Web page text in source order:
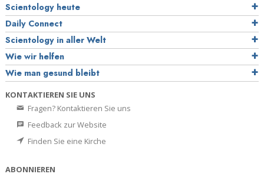
Scientology heute
Daily Connect
Scientology in aller Welt
Wie wir helfen
Wie man gesund bleibt
KONTAKTIEREN SIE UNS
Fragen? Kontaktieren Sie uns
Feedback zur Website
Finden Sie eine Kirche
ABONNIEREN